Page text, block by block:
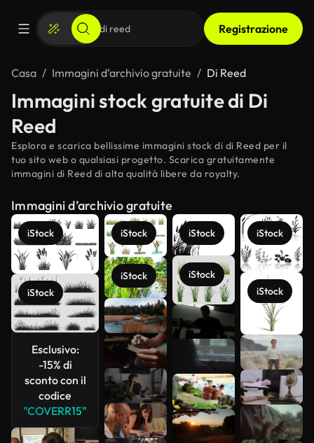
Registrazione
Casa Immagini d’archivio gratuite Di Reed
Immagini stock gratuite di Di
Reed
Esplora e scarica bellissime immagini stock di di Reed per il
tuo sito web o qualsiasi progetto. Scarica gratuitamente
immagini di Reed di alta qualità libere da royalty.
Immagini d’archivio gratuite
iStock
iStock
Esclusivo:
-15% di
sconto con il
codice
"COVERR15"
iStock
iStock
iStock
iStock
iStock
iStock
Scopri di
più